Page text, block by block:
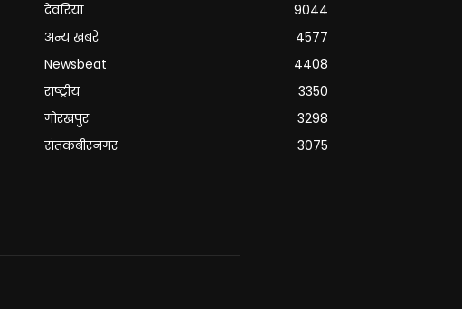
देवरिया
9044
अन्य खबरे
4577
Newsbeat
4408
राष्ट्रीय
3350
गोरखपुर
3298
संतकबीरनगर
3075